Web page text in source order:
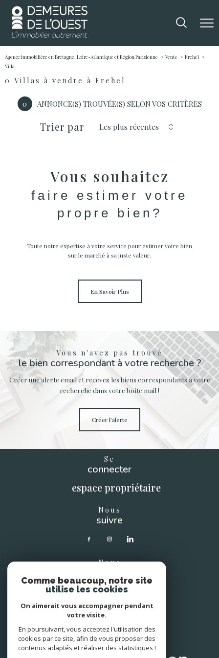
Agence immobilière en Bretagne, Loire-Atlantique et Région Parisienne Vente
Frehel
Villa
0 Villas à vendre à Frehel
0 ANNONCE(S) TROUVÉE(S) SELON VOS CRITÈRES
Trier par Les plus récentes
Vous souhaitez
faire estimer votre
propre bien?
Toute notre expertise à votre service pour estimer votre bien
sur le marché à sa juste valeur.
En Savoir Plus
Vous n'avez pas trouvé
le bien correspondant à votre recherche ?
Créer une alerte email et recevez les biens correspondants à votre
recherche dans votre boîte mail !
créer l'alerte
Se
connecter
espace propriétaire
Nous
suivre
Nous
Avis
clients
Comme beaucoup, notre site
utilise les cookies
On aimerait vous accompagner pendant
votre visite.
En poursuivant, vous acceptez l'utilisation des
cookies par ce site, afin de vous proposer des
contenus adaptés et réaliser des statistiques !